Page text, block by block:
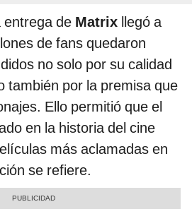
entrega de Matrix llegó a
de fans quedaron
no solo por su calidad
también por la premisa que
Ello permitió que el
en la historia del cine
más aclamadas en
se refiere.